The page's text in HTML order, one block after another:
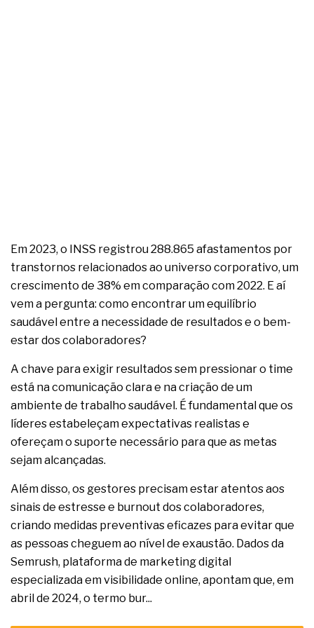
Em 2023, o INSS registrou 288.865 afastamentos por
transtornos relacionados ao universo corporativo, um
crescimento de 38% em comparação com 2022. E aí
vem a pergunta: como encontrar um equilíbrio
saudável entre a necessidade de resultados e o bem-
estar dos colaboradores?
A chave para exigir resultados sem pressionar o time
está na comunicação clara e na criação de um
ambiente de trabalho saudável. É fundamental que os
líderes estabeleçam expectativas realistas e
ofereçam o suporte necessário para que as metas
sejam alcançadas.
Além disso, os gestores precisam estar atentos aos
sinais de estresse e burnout dos colaboradores,
criando medidas preventivas eficazes para evitar que
as pessoas cheguem ao nível de exaustão. Dados da
Semrush, plataforma de marketing digital
especializada em visibilidade online, apontam que, em
abril de 2024, o termo bur...